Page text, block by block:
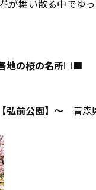
が舞い散る中でゆ
地の桜の名所□■
弘前公園】～ 青森